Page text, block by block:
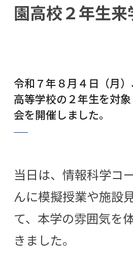
園高校２年生来
令和７年８月４日（月
高等学校の２年生を対
会を開催しました。
当日は、情報科学コ
んに模擬授業や施設
て、本学の雰囲気を
きました。